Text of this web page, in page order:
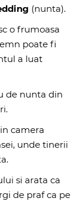
(nunta).
o frumoasa
poate fi
a luat
de nunta din
camera
unde tinerii
si arata ca
de praf ca pe